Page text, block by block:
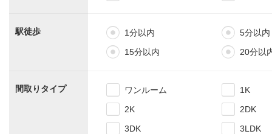
駅徒歩 1分以内
5分以内
15分以内
20分以
間取りタイプ ワンルーム
1K
2K
2DK
3DK
3LDK